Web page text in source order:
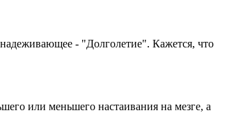
- "Долголетие". Кажется, что
или меньшего настаивания на мезге, а